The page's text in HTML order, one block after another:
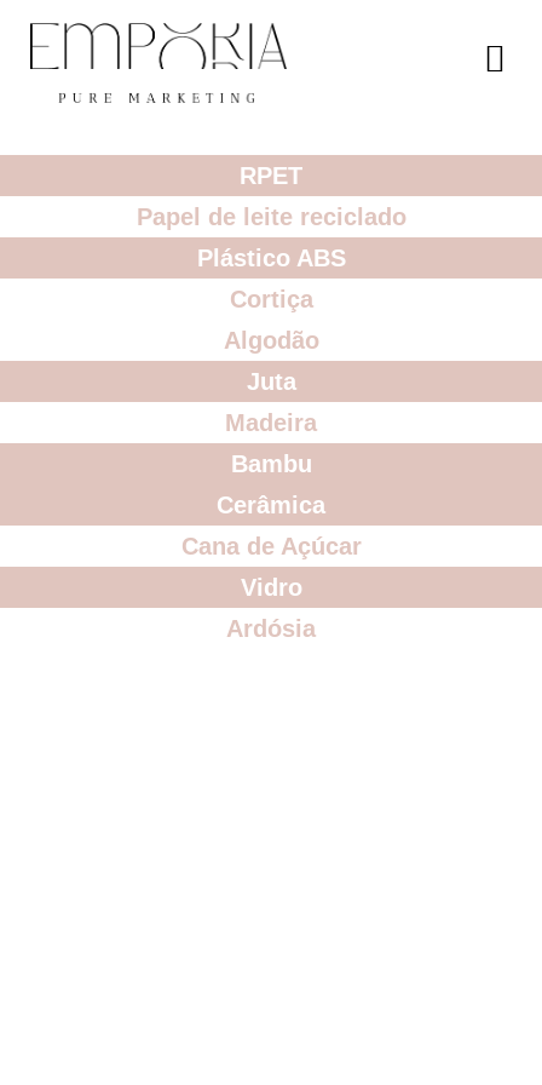
RPET
Papel de leite reciclado
Plástico ABS
Cortiça
Algodão
Juta
Madeira
Bambu
Cerâmica
Cana de Açúcar
Vidro
Ardósia